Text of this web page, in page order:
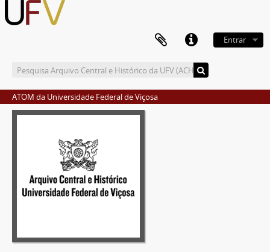
Entrar
ATOM da Universidade Federal de Viçosa